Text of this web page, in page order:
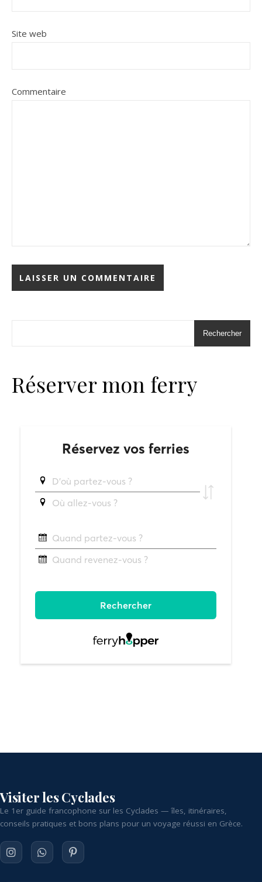
Site web
Commentaire
Rechercher
Réserver mon ferry
Visiter les Cyclades
Le 1er guide francophone sur les Cyclades — îles, itinéraires,
conseils pratiques et bons plans pour un voyage réussi en Grèce.